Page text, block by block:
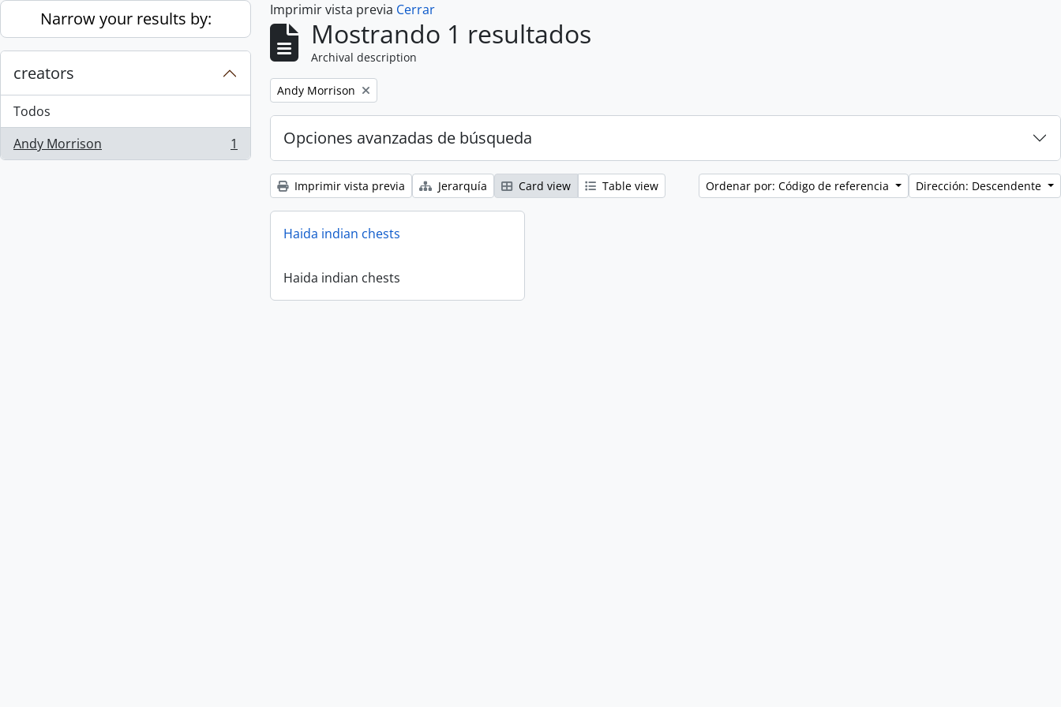
Skip to main content
Narrow your results by:
creators
Todos
Andy Morrison
, 1 resultados 1
Imprimir vista previa Cerrar
Mostrando 1 resultados
Archival description
Remove filter:
Andy Morrison
Opciones avanzadas de búsqueda
Imprimir vista previa Jerarquía Card view Table view Ordenar por: Código de referencia Dirección: Descendente
Haida indian chests
Haida indian chests